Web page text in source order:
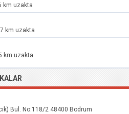
km uzakta
km uzakta
km uzakta
Bul. No:118/2 48400 Bodrum